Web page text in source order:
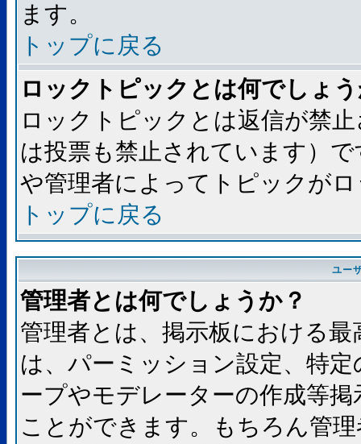
ます。
トップに戻る
ロックトピックとは何でしょ
ロックトピックとは返信が禁
は投票も禁止されています）
や管理者によってトピックが
トップに戻る
ユー
管理者とは何でしょうか？
管理者とは、掲示板における
は、パーミッション設定、特
ープやモデレーターの作成等
ことができます。もちろん管